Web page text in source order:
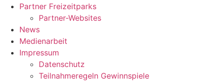
Partner Freizeitparks
Partner-Websites
News
Medienarbeit
Impressum
Datenschutz
Teilnahmeregeln Gewinnspiele